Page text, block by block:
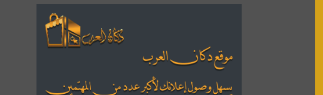
القران للجميع
منتدى همسات روائية